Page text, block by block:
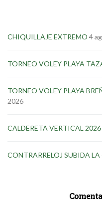
CHIQUILLAJE EXTREMO 4
TORNEO VOLEY PLAYA
TORNEO VOLEY PLAYA
2026
CALDERETA VERTICAL 2026
CONTRARRELOJ SUBIDA